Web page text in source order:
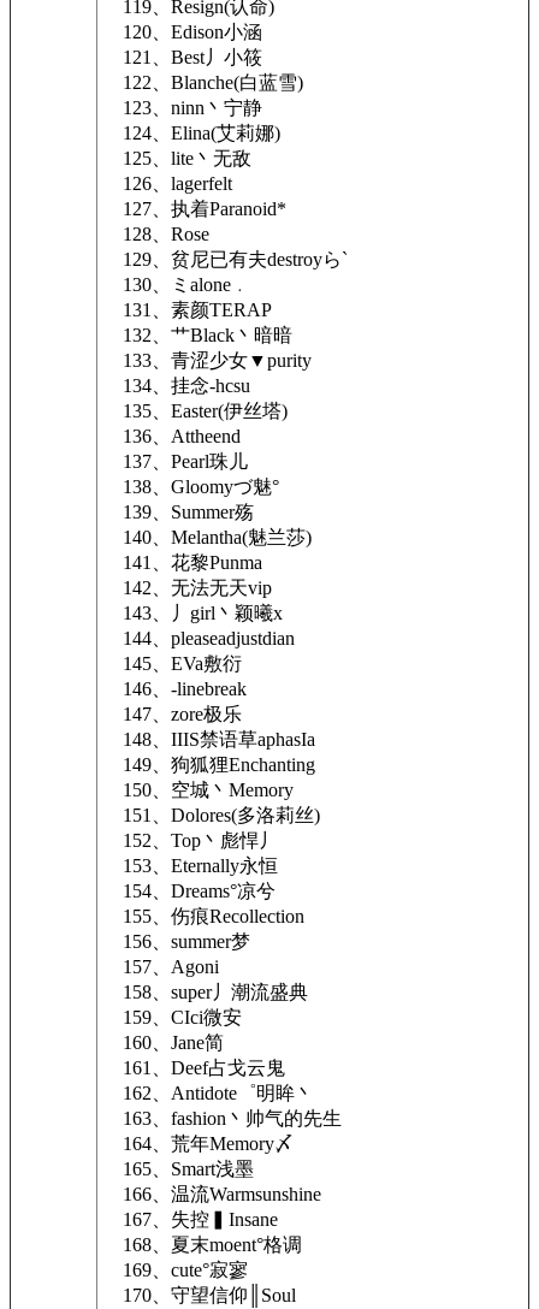
119、Resign(认命)
120、Edison小涵
121、Best丿小筱
122、Blanche(白蓝雪)
123、ninn丶宁静
124、Elina(艾莉娜)
125、lite丶无敌
126、lagerfelt
127、执着Paranoid*
128、Rose
129、贫尼已有夫destroyらˋ
130、ミalone﹒
131、素颜TERAP
132、艹Black丶暗暗
133、青涩少女▼purity
134、挂念-hcsu
135、Easter(伊丝塔)
136、Attheend
137、Pearl珠儿
138、Gloomyづ魅°
139、Summer殇
140、Melantha(魅兰莎)
141、花黎Punma
142、无法无天vip
143、丿girl丶颖曦x
144、pleaseadjustdian
145、EVa敷衍
146、-linebreak
147、zore极乐
148、IIIS禁语草aphasIa
149、狗狐狸Enchanting
150、空城丶Memory
151、Dolores(多洛莉丝)
152、Top丶彪悍丿
153、Eternally永恒
154、Dreams°凉兮
155、伤痕Recollection
156、summer梦
157、Agoni
158、super丿潮流盛典
159、CIci微安
160、Jane简
161、Deef占戈云鬼
162、Antidote゜明眸丶
163、fashion丶帅气的先生
164、荒年Memory〆
165、Smart浅墨
166、温流Warmsunshine
167、失控▍Insane
168、夏末moent°格调
169、cute°寂寥
170、守望信仰║Soul